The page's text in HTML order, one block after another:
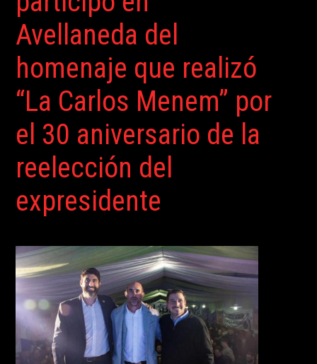
Avellaneda del
homenaje que realizó
“La Carlos Menem” por
el 30 aniversario de la
reelección del
expresidente